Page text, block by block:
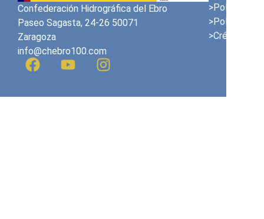
Confederación Hidrográfica del Ebro
Paseo Sagasta, 24-26 50071
Zaragoza
info@chebro100.com
>Política de
>Política de
>Créditos